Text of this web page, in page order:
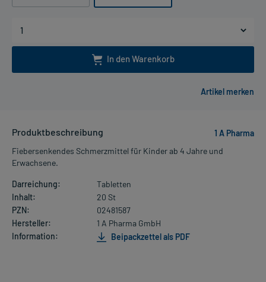
In den Warenkorb
Produktbeschreibung
1 A Pharma
Fiebersenkendes Schmerzmittel für Kinder ab 4 Jahre und
Erwachsene.
Darreichung:
Tabletten
Inhalt:
20 St
PZN:
02481587
Hersteller:
1 A Pharma GmbH
Information:
Beipackzettel als PDF